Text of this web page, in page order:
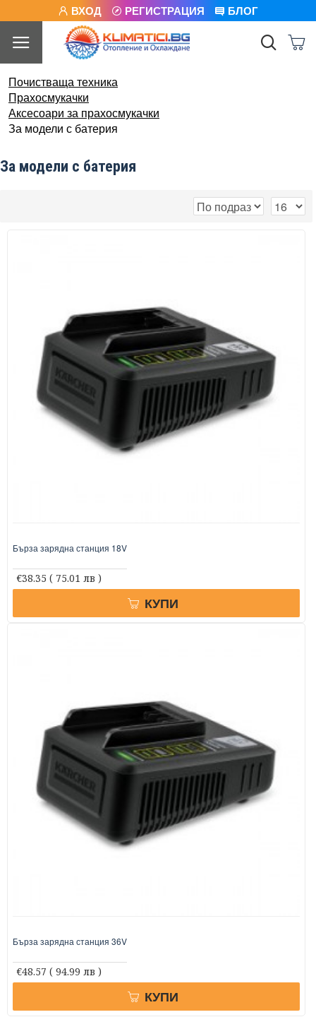
ВХОД РЕГИСТРАЦИЯ БЛОГ
Почистваща техника
Прахосмукачки
Аксесоари за прахосмукачки
За модели с батерия
За модели с батерия
Бърза зарядна станция 18V
€38.35 ( 75.01 лв )
КУПИ
Бърза зарядна станция 36V
€48.57 ( 94.99 лв )
КУПИ